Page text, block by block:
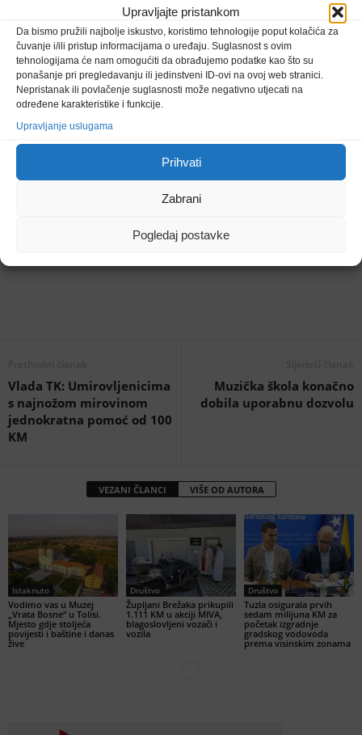
Upravljajte pristankom
Da bismo pružili najbolje iskustvo, koristimo tehnologije poput kolačića za
čuvanje i/ili pristup informacijama o uređaju. Suglasnost s ovim
tehnologijama će nam omogućiti da obrađujemo podatke kao što su
ponašanje pri pregledavanju ili jedinstveni ID-ovi na ovoj web stranici.
Nepristanak ili povlačenje suglasnosti može negativno utjecati na
određene karakteristike i funkcije.
Upravljanje uslugama
Prihvati
Zabrani
Pogledaj postavke
do 30. rujna 2025. godine. Natječaj će biti objavljen 15. listopada
2025. godine, a rok za podnošenje prijava je 31. listopada 2025.
godine.
Posebna pažnja posvećena je pripremama za 72. Glavnu
izvještajnu Skupštinu HKD Napredak, koja će se održati u subotu,
25. listopada 2025. godine. Riječ je o najvažnijem godišnjem
okupljanju unutar Društva, tijekom kojeg se razmatraju ključni
dokumenti, izvješća i planovi za buduće djelovanje, ali se i donose
odluke od strateškog značaja za cijelu organizaciju. Skupština je
također vrijedna prilika za međusobnu suradnju, razmjenu
Bosne i Hercegovine, Hrvatske i inozemstva.
Vlada TK: Umirovljenicima
s najnožom mirovinom
jednokratna pomoć od 100
KM
Muzička škola konačno
dobila uporabnu dozvolu
VEZANI ČLANCI VIŠE OD AUTORA
Istaknuto
Vodimo vas u Muzej
„Vrata Bosne“ u Tolisi.
Mjesto gdje stoljeća
povijesti i baštine i danas
žive
Društvo
Župljani Brežaka prikupili
1.111 KM u akciji MIVA,
blagoslovljeni vozači i
vozila
Društvo
Tuzla osigurala prvih
sedam milijuna KM za
početak izgradnje
gradskog vodovoda
prema visinskim zonama